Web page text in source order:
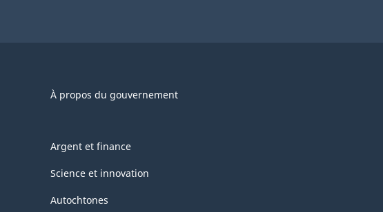
À propos du gouvernement
Argent et finance
Science et innovation
Autochtones